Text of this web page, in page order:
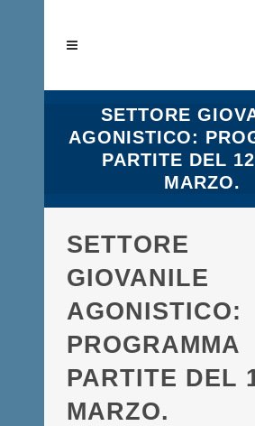
SETTORE
AGONISTICO:
PARTITE DEL
MARZO.
SETTORE
GIOVANILE
AGONISTICO:
PROGRAMMA
PARTITE DEL
MARZO.